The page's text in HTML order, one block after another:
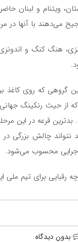
ویتنام و لبنان
می‌دهند با آنها در
هنگ کنگ و
گروهی که روی کاغذ
حیث رنکینگ جهانی
قرعه در این
نتواند چالش بزرگی
محسوب می‌شود.
برای تیم ملی
بدون دیدگاه